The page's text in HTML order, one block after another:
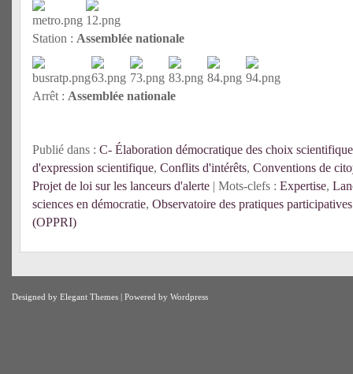
Station : Assemblée nationale
Arrêt : Assemblée nationale
Publié dans : C- Élaboration démocratique des choix
d'expression scientifique, Conflits d'intérêts, Conventions de
Projet de loi sur les lanceurs d'alerte | Mots-clefs : Expertise,
sciences en démocratie, Observatoire des pratiques
(OPPRI)
Designed by Elegant Themes | Powered by Wordpress